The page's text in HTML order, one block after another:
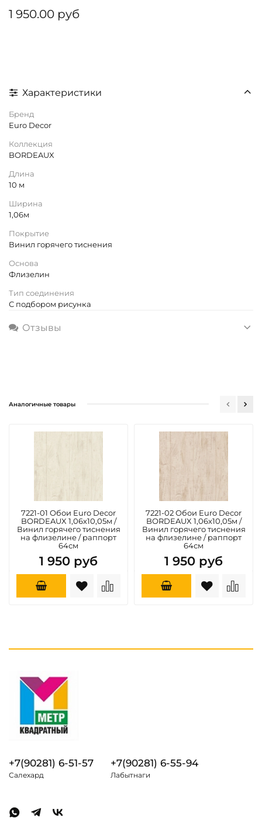
1 950.00 руб
Характеристики
Бренд
Euro Decor
Коллекция
BORDEAUX
Длина
10 м
Ширина
1,06м
Покрытие
Винил горячего тиснения
Основа
Флизелин
Тип соединения
С подбором рисунка
Отзывы
Аналогичные товары
7221-01 Обои Euro Decor
BORDEAUX 1,06х10,05м /
Винил горячего тиснения
на флизелине / раппорт
64см
1 950 руб
7221-02 Обои Euro Decor
BORDEAUX 1,06х10,05м /
Винил горячего тиснения
на флизелине / раппорт
64см
1 950 руб
+7(90281) 6-51-57
Салехард
+7(90281) 6-55-94
Лабытнаги